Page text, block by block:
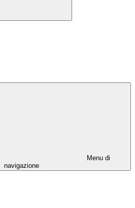
Menu di
navigazione